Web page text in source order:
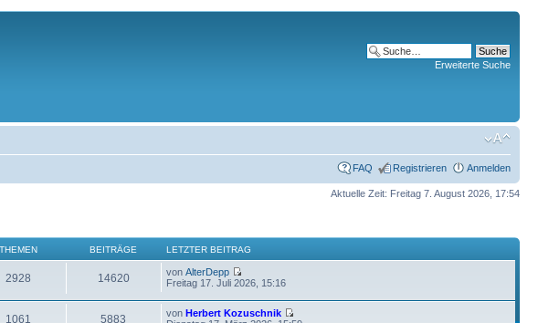
Erweiterte Suche
FAQ Registrieren Anmelden
Aktuelle Zeit: Freitag 7. August 2026, 17:54
THEMEN BEITRÄGE LETZTER BEITRAG
2928 14620 vonAlterDepp
Freitag 17. Juli 2026, 15:16
1061 5883 vonHerbert Kozuschnik